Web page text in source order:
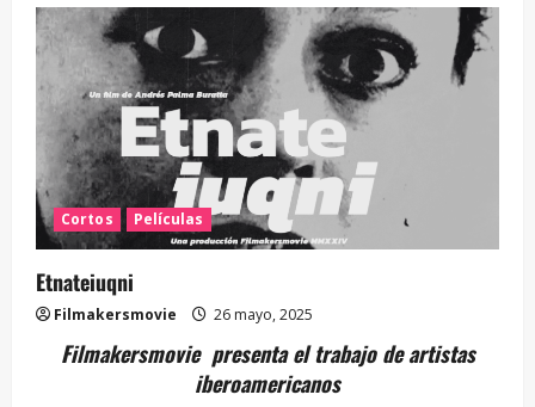
Cortos Películas
Etnateiuqni
Filmakersmovie 26 mayo, 2025
Filmakersmovie presenta el trabajo de artistas
iberoamericanos